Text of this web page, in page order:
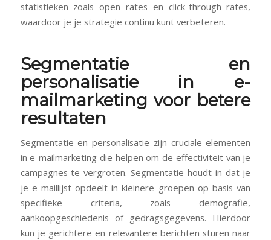
statistieken zoals open rates en click-through rates,
waardoor je je strategie continu kunt verbeteren.
Segmentatie en
personalisatie in e-
mailmarketing voor betere
resultaten
Segmentatie en personalisatie zijn cruciale elementen
in e-mailmarketing die helpen om de effectiviteit van je
campagnes te vergroten. Segmentatie houdt in dat je
je e-maillijst opdeelt in kleinere groepen op basis van
specifieke criteria, zoals demografie,
aankoopgeschiedenis of gedragsgegevens. Hierdoor
kun je gerichtere en relevantere berichten sturen naar